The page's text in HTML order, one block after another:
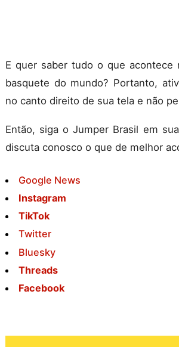
E quer saber tudo o que acontece
basquete do mundo? Portanto,
no canto direito de sua tela e não
Então, siga o Jumper Brasil em
discuta conosco o que de melhor
Google News
Instagram
TikTok
Twitter
Bluesky
Threads
Facebook